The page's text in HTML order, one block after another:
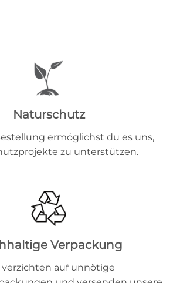
Naturschutz
ermöglichst du es uns,
zu unterstützen.
Verpackung
verzichten auf unnötige